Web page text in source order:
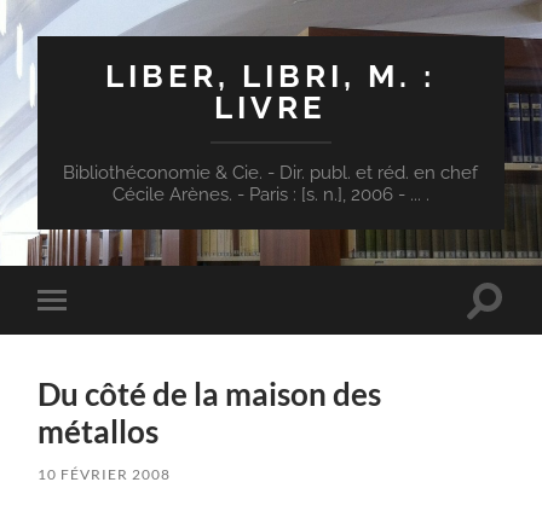
LIBER, LIBRI, M. :
LIVRE
Bibliothéconomie & Cie. - Dir. publ. et réd. en chef
Cécile Arènes. - Paris : [s. n.], 2006 - ... .
Toggle
mobile
Toggle
Du côté de la maison des
métallos
10 FÉVRIER 2008